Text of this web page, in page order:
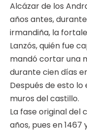
Alcázar de los
años antes,
irmandiña, la
Lanzós, quién fue
mandó cortar una
durante cien días
Después de esto
muros del castillo.
La fase original del
años, pues en 1467